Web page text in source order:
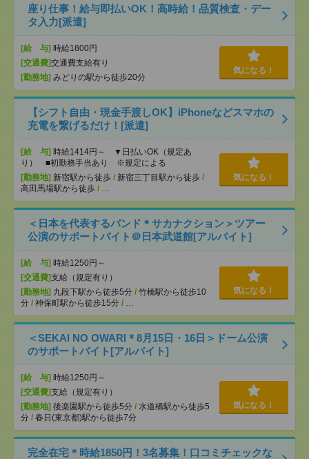
座り仕事！給与即払いOK！高時給！品質検査・デー
タ入力[派遣]
[給 与] 時給1800円
[交通費]交通費支給有り
[勤務地] みどりの駅から徒歩20分
気になる！
【シフト自由・現金手渡しOK】iPhoneなどスマホの
充電を繋げるだけ！[派遣]
[給 与] 時給1414円～ ▼日払いOK（規定あ
り） ■初勤務手当あり ※規定による
[勤務地] 新宿駅から徒歩 / 新宿三丁目駅から徒歩 /
高田馬場駅から徒歩 / …
気になる！
＜日本を代表するバンド＊サカナクション＞ツアー
公演のサポートバイト＠日本武道館[アルバイト]
[給 与] 時給1250円～
[交通費]支給（規定有り）
[勤務地] 九段下駅から徒歩5分 / 竹橋駅から徒歩10
分 / 神保町駅から徒歩15分 / …
気になる！
＜SEKAI NO OWARI＊8月15日・16日＞ドーム公演
のサポートバイト[アルバイト]
[給 与] 時給1250円～
[交通費]支給（規定有り）
[勤務地] 後楽園駅から徒歩5分 / 水道橋駅から徒歩5
分 / 春日(東京都)駅から徒歩7分
気になる！
完全在宅＊時給1850円！3名募集！口コミチェックな